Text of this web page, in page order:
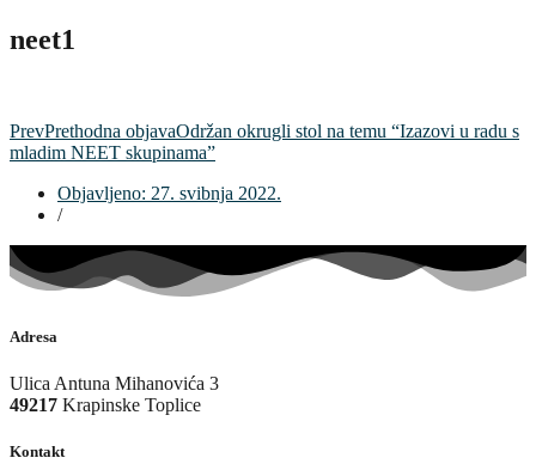
neet1
PrevPrethodna objavaOdržan okrugli stol na temu “Izazovi u radu s
mladim NEET skupinama”
Objavljeno: 27. svibnja 2022.
/
Adresa
Ulica Antuna Mihanovića 3
49217 Krapinske Toplice
Kontakt